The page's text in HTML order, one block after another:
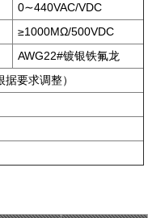
0∼440VAC/VDC
≥1000MΩ/500VDC
AWG22#镀银铁氟龙
要求调整）